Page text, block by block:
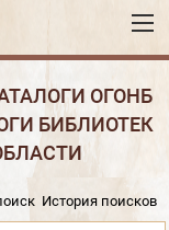
ОГОНБ
БИБЛИОТЕК
История поисков